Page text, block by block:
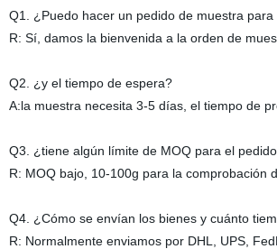
Q1. ¿Puedo hacer un pedido de muestra
R: Sí, damos la bienvenida a la orden de
Q2. ¿y el tiempo de espera?
A:la muestra necesita 3-5 días, el tiempo de
Q3. ¿tiene algún límite de MOQ para el
R: MOQ bajo, 10-100g para la comprobación
Q4. ¿Cómo se envían los bienes y cuánto
R: Normalmente enviamos por DHL, UPS,